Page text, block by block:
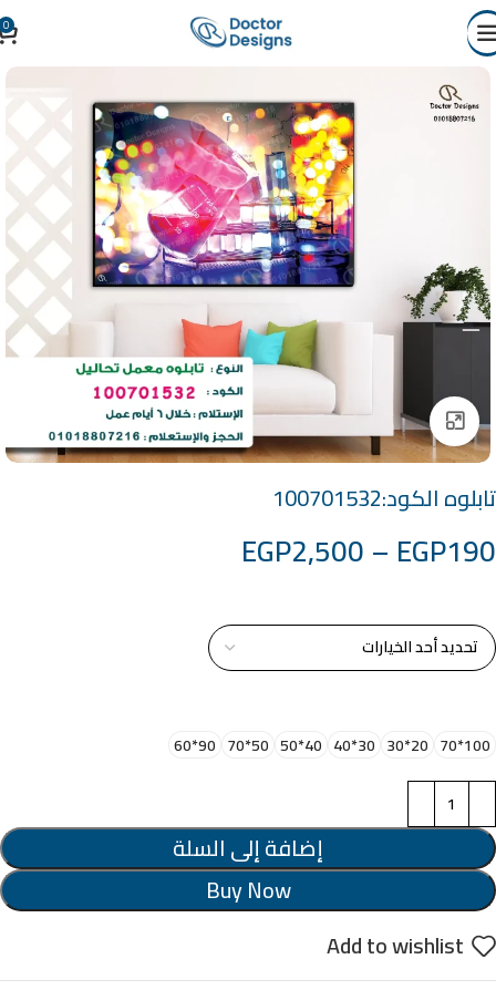
0
Click to enlarge
تابلوه الكود:100701532
EGP190
–
EGP2,500
100*70
20*30
30*40
40*50
50*70
90*60
إضافة إلى السلة
Buy Now
Add to wishlist